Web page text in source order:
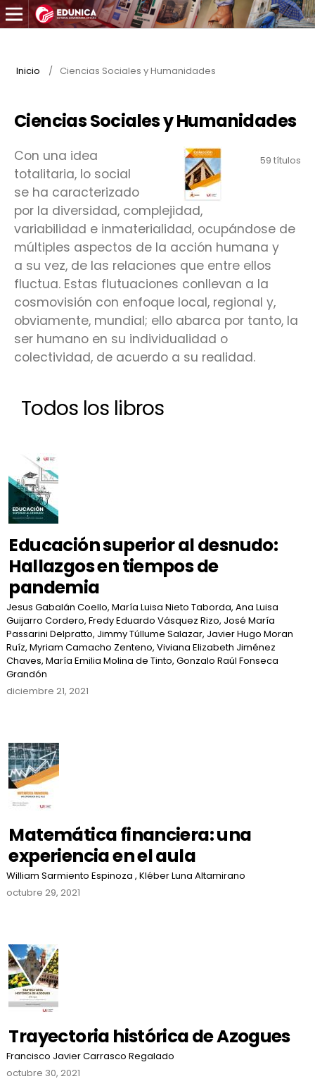
Inicio / Ciencias Sociales y Humanidades
Ciencias Sociales y Humanidades
59 títulos
Con una idea
totalitaria, lo social
se ha caracterizado
por la diversidad, complejidad,
variabilidad e inmaterialidad, ocupándose de
múltiples aspectos de la acción humana y
a su vez, de las relaciones que entre ellos
fluctua. Estas flutuaciones conllevan a la
cosmovisión con enfoque local, regional y,
obviamente, mundial; ello abarca por tanto, la
ser humano en su individualidad o
colectividad, de acuerdo a su realidad.
Todos los libros
Educación superior al desnudo:
Hallazgos en tiempos de
pandemia
Jesus Gabalán Coello, María Luisa Nieto Taborda, Ana Luisa
Guijarro Cordero, Fredy Eduardo Vásquez Rizo, José María
Passarini Delpratto, Jimmy Túllume Salazar, Javier Hugo Moran
Ruíz, Myriam Camacho Zenteno, Viviana Elizabeth Jiménez
Chaves, María Emilia Molina de Tinto, Gonzalo Raúl Fonseca
Grandón
diciembre 21, 2021
Matemática financiera: una
experiencia en el aula
William Sarmiento Espinoza , Kléber Luna Altamirano
octubre 29, 2021
Trayectoria histórica de Azogues
Francisco Javier Carrasco Regalado
octubre 30, 2021